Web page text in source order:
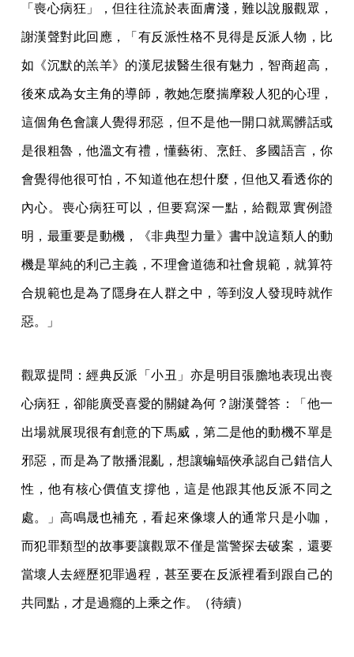
「喪心病狂」，但往往流於表面膚淺，難以說服觀眾，
謝漢聲對此回應，「有反派性格不見得是反派人物，比
如《沉默的羔羊》的漢尼拔醫生很有魅力，智商超高，
後來成為女主角的導師，教她怎麼揣摩殺人犯的心理，
這個角色會讓人覺得邪惡，但不是他一開口就罵髒話或
是很粗魯，他溫文有禮，懂藝術、烹飪、多國語言，你
會覺得他很可怕，不知道他在想什麼，但他又看透你的
內心。喪心病狂可以，但要寫深一點，給觀眾實例證
明，最重要是動機，《非典型力量》書中說這類人的動
機是單純的利己主義，不理會道德和社會規範，就算符
合規範也是為了隱身在人群之中，等到沒人發現時就作
惡。」
觀眾提問：經典反派「小丑」亦是明目張膽地表現出喪
心病狂，卻能廣受喜愛的關鍵為何？謝漢聲答：「他一
出場就展現很有創意的下馬威，第二是他的動機不單是
邪惡，而是為了散播混亂，想讓蝙蝠俠承認自己錯信人
性，他有核心價值支撐他，這是他跟其他反派不同之
處。」高鳴晟也補充，看起來像壞人的通常只是小咖，
而犯罪類型的故事要讓觀眾不僅是當警探去破案，還要
當壞人去經歷犯罪過程，甚至要在反派裡看到跟自己的
共同點，才是過癮的上乘之作。（待續）